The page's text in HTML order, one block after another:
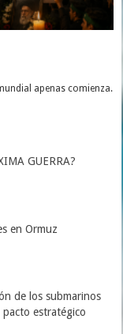
apenas comienza.
GUERRA?
en Ormuz
de los submarinos
pacto estratégico